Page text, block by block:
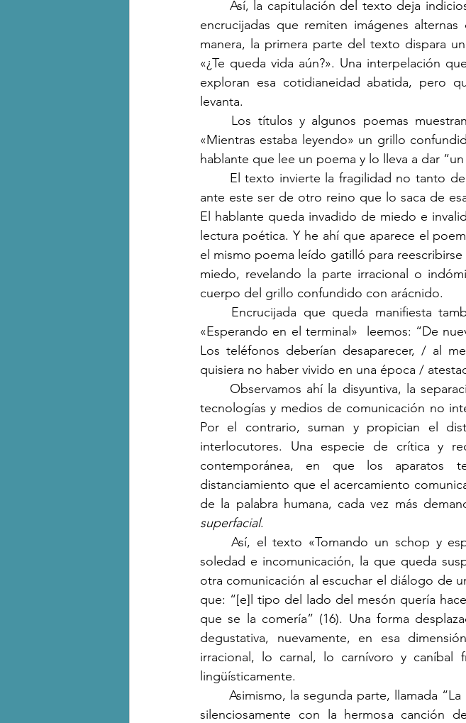
encrucijadas que remiten imágenes
manera, la primera parte del texto dispara
«¿Te queda vida aún?». Una interpelación
exploran esa cotidianeidad abatida, pero
levanta.
«Mientras estaba leyendo» un grillo
hablante que lee un poema y lo lleva a dar
ante este ser de otro reino que lo saca de
El hablante queda invadido de miedo e
lectura poética. Y he ahí que aparece el
el mismo poema leído gatilló para
miedo, revelando la parte irracional o
cuerpo del grillo confundido con arácnido.
«Esperando en el terminal»  leemos: “De
Los teléfonos deberían desaparecer, / al
quisiera no haber vivido en una época /
tecnologías y medios de comunicación no
Por el contrario, suman y propician el
interlocutores. Una especie de crítica y
contemporánea, en que los aparatos
distanciamiento que el acercamiento
superfacial.
soledad e incomunicación, la que queda
otra comunicación al escuchar el diálogo de
que: “[e]l tipo del lado del mesón quería
que se la comería” (16). Una forma
degustativa, nuevamente, en esa
irracional, lo carnal, lo carnívoro y
lingüísticamente.
	Asimismo, la segunda parte, llamada “La montaña es la montaña” y quizás dialogando
silenciosamente con la hermosa canción